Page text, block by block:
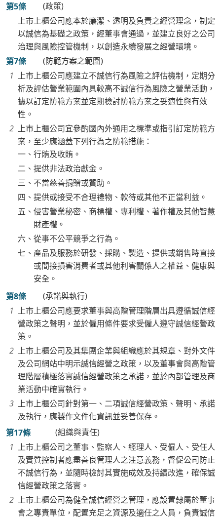
第5條
(政策)
上市上櫃公司應本於廉潔、透明及負責之經營理念，制定
以誠信為基礎之政策，經董事會通過，並建立良好之公司
治理與風險控管機制，以創造永續發展之經營環境。
第7條
(防範方案之範圍)
上市上櫃公司應建立不誠信行為風險之評估機制，定期分
析及評估營業範圍內具較高不誠信行為風險之營業活動，
據以訂定防範方案並定期檢討防範方案之妥適性與有效
性。
上市上櫃公司宜參酌國內外通用之標準或指引訂定防範方
案，至少應涵蓋下列行為之防範措施：
一、行賄及收賄。
二、提供非法政治獻金。
三、不當慈善捐贈或贊助。
四、提供或接受不合理禮物、款待或其他不正當利益。
五、侵害營業秘密、商標權、專利權、著作權及其他智慧
財產權。
六、從事不公平競爭之行為。
七、產品及服務於研發、採購、製造、提供或銷售時直接
或間接損害消費者或其他利害關係人之權益、健康與
安全。
第8條
(承諾與執行)
上市上櫃公司應要求董事與高階管理階層出具遵循誠信經
營政策之聲明，並於僱用條件要求受僱人遵守誠信經營政
策。
上市上櫃公司及其集團企業與組織應於其規章、對外文件
及公司網站中明示誠信經營之政策，以及董事會與高階管
理階層積極落實誠信經營政策之承諾，並於內部管理及商
業活動中確實執行。
上市上櫃公司針對第一、二項誠信經營政策、聲明、承諾
及執行，應製作文件化資訊並妥善保存。
第17條
(組織與責任)
上市上櫃公司之董事、監察人、經理人、受僱人、受任人
及實質控制者應盡善良管理人之注意義務，督促公司防止
不誠信行為，並隨時檢討其實施成效及持續改進，確保誠
信經營政策之落實。
上市上櫃公司為健全誠信經營之管理，應設置隸屬於董事
會之專責單位，配置充足之資源及適任之人員，負責誠信